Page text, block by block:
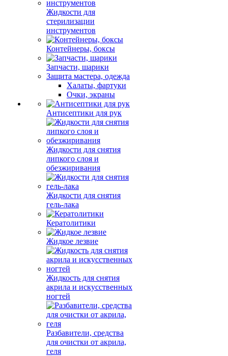
Жидкости для
стерилизации
инструментов
Контейнеры, боксы
Запчасти, шарики
Защита мастера, одежда
Халаты, фартуки
Очки, экраны
Антисептики для рук
Жидкости для снятия
липкого слоя и
обезжиривания
Жидкости для снятия
гель-лака
Кератолитики
Жидкое лезвие
Жидкость для снятия
акрила и искусственных
ногтей
Разбавители, средства
для очистки от акрила,
геля